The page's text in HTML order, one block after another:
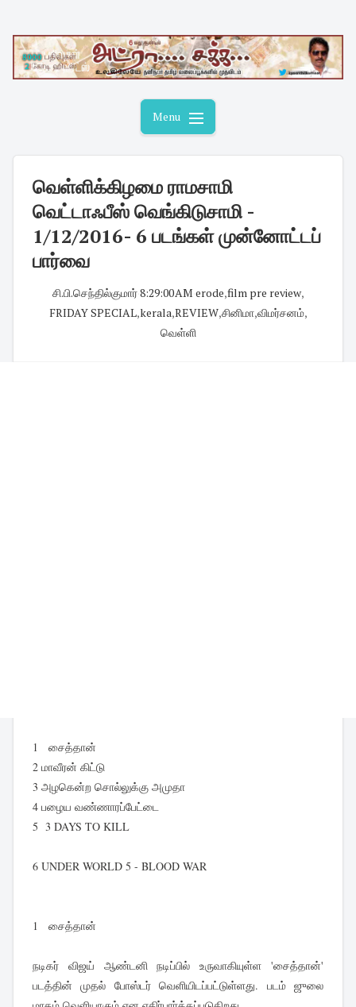
content
Menu
வெள்ளிக்கிழமை ராமசாமி
வெட்டாஃபீஸ் வெங்கிடுசாமி -
1/12/2016- 6 படங்கள் முன்னோட்டப்
பார்வை
சி.பி.செந்தில்குமார்·8:29:00 AM erode,film pre review,
FRIDAY SPECIAL,kerala,REVIEW,சினிமா,விமர்சனம்,
வெள்ளி
1 சைத்தான்
2 மாவீரன் கிட்டு
3 அழகென்ற சொல்லுக்கு அமுதா
4 பழைய வண்ணாரப்பேட்டை
5 3 DAYS TO KILL
6 UNDER WORLD 5 - BLOOD WAR
1 சைத்தான்
நடிகர் விஜய் ஆண்டனி நடிப்பில் உருவாகியுள்ள 'சைத்தான்'
படத்தின் முதல் போஸ்டர் வெளியிடப்பட்டுள்ளது. படம் ஜுலை